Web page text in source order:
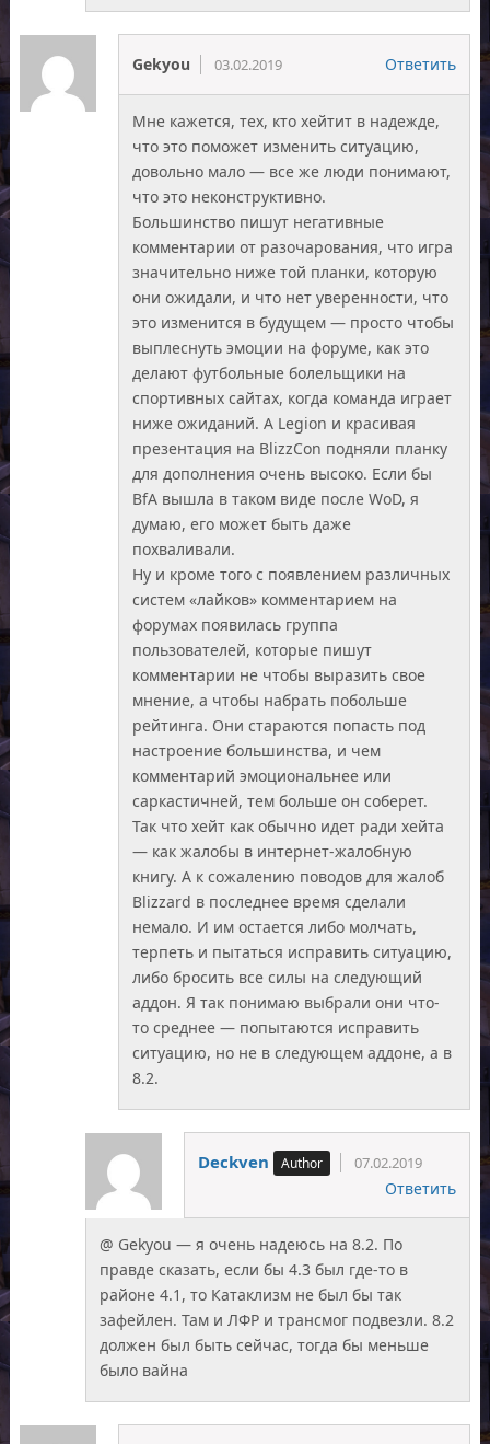
Gekyou 03.02.2019 Ответить
Мне кажется, тех, кто хейтит в надежде,
что это поможет изменить ситуацию,
довольно мало — все же люди понимают,
что это неконструктивно.
Большинство пишут негативные
комментарии от разочарования, что игра
значительно ниже той планки, которую
они ожидали, и что нет уверенности, что
это изменится в будущем — просто чтобы
выплеснуть эмоции на форуме, как это
делают футбольные болельщики на
спортивных сайтах, когда команда играет
ниже ожиданий. А Legion и красивая
презентация на BlizzCon подняли планку
для дополнения очень высоко. Если бы
BfA вышла в таком виде после WoD, я
думаю, его может быть даже
похваливали.
Ну и кроме того с появлением различных
систем «лайков» комментарием на
форумах появилась группа
пользователей, которые пишут
комментарии не чтобы выразить свое
мнение, а чтобы набрать побольше
рейтинга. Они стараются попасть под
настроение большинства, и чем
комментарий эмоциональнее или
саркастичней, тем больше он соберет.
Так что хейт как обычно идет ради хейта
— как жалобы в интернет-жалобную
книгу. А к сожалению поводов для жалоб
Blizzard в последнее время сделали
немало. И им остается либо молчать,
терпеть и пытаться исправить ситуацию,
либо бросить все силы на следующий
аддон. Я так понимаю выбрали они что-
то среднее — попытаются исправить
ситуацию, но не в следующем аддоне, а в
8.2.
Deckven 07.02.2019
Ответить
@ Gekyou — я очень надеюсь на 8.2. По
правде сказать, если бы 4.3 был где-то в
районе 4.1, то Катаклизм не был бы так
зафейлен. Там и ЛФР и трансмог подвезли. 8.2
должен был быть сейчас, тогда бы меньше
было вайна